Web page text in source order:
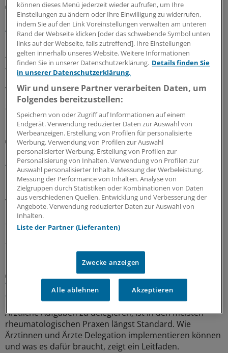
Gesundheitsbezogene Testlogos
Bundesgerichtshof zu Focus-Ärztesiegeln: Für
Ärzterankings gelten strenge Maßstäbe
Der Bundesgerichtshof verschärft Anforderungen an
Ärztesiegel: Focus-Auszeichnungen müssten
Aussagekraft und Grenzen des Rankings klar erkennen
lassen. Ein OLG muss nun erneut prüfen, ob Irreführung
vorliegt.
30.07.2026
Berufsobergericht für Heilberufe Berlin
Urteil: Kein Maulkorb für Ärzte wegen
Äußerungen zu COVID-Pandemie
Das Berufsobergericht für Heilberufe Berlin kippt den
Rügebescheid einer Ärztekammer, die einem Arzt
vorwirft, er habe die Gefährlichkeit der Corona-
Pandemie unrichtig und verharmlosend dargestellt und
damit seine Berufspflichten verletzt.
27.07.2026
Wie Delegation in der Rheumatologie
funktionieren kann
Ärztliche Aufgaben zu delegieren, ist in den meisten
rheumatologischen Praxen längst Standard. Wie
Ärztinnen und Ärzte Delegation implementieren können
und was es dafür braucht, zeigt ein Leitfaden.
können dieses Menü jederzeit wieder aufrufen, um Ihre
Einstellungen zu ändern oder Ihre Einwilligung zu widerrufen,
indem Sie auf den Link Voreinstellungen verwalten am unteren
Rand der Webseite klicken [oder das schwebende Symbol unten
links auf der Webseite, falls zutreffend]. Ihre Einstellungen
gelten innerhalb unseres Website. Weitere Informationen
finden Sie in unserer Datenschutzerklärung. Details finden Sie
in unserer Datenschutzerklärung.
Wir und unsere Partner verarbeiten Daten, um
Folgendes bereitzustellen:
Speichern von oder Zugriff auf Informationen auf einem
Endgerät. Verwendung reduzierter Daten zur Auswahl von
Werbeanzeigen. Erstellung von Profilen für personalisierte
Werbung. Verwendung von Profilen zur Auswahl
personalisierter Werbung. Erstellung von Profilen zur
Personalisierung von Inhalten. Verwendung von Profilen zur
Auswahl personalisierter Inhalte. Messung der Werbeleistung.
Messung der Performance von Inhalten. Analyse von
Zielgruppen durch Statistiken oder Kombinationen von Daten
aus verschiedenen Quellen. Entwicklung und Verbesserung der
Angebote. Verwendung reduzierter Daten zur Auswahl von
Inhalten.
Liste der Partner (Lieferanten)
Zwecke anzeigen
Alle ablehnen Akzeptieren